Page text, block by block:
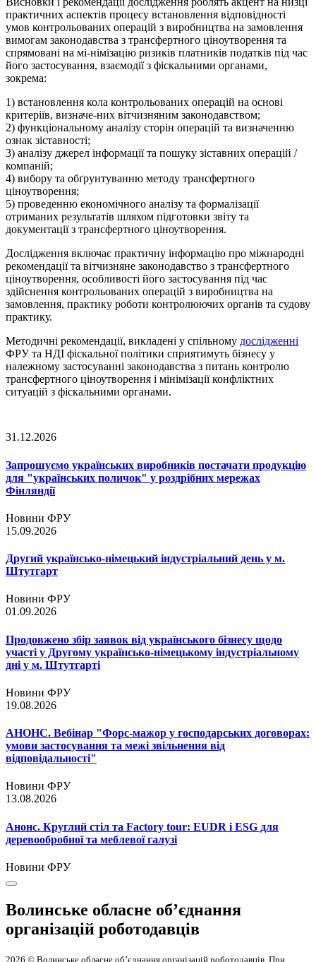
практичних аспектів процесу встановлення відповідності
умов контрольованих операцій з виробництва на замовлення
вимогам законодавства з трансфертного ціноутворення та
спрямовані на мі-німізацію ризиків платників податків під час
його застосування, взаємодії з фіскальними органами,
зокрема:
1) встановлення кола контрольованих операцій на основі
критеріїв, визначе-них вітчизняним законодавством;
2) функціональному аналізу сторін операцій та визначенню
ознак зіставності;
3) аналізу джерел інформації та пошуку зіставних операцій /
компаній;
4) вибору та обґрунтуванню методу трансфертного
ціноутворення;
5) проведенню економічного аналізу та формалізації
отриманих результатів шляхом підготовки звіту та
документації з трансфертного ціноутворення.
Дослідження включає практичну інформацію про міжнародні
рекомендації та вітчизняне законодавство з трансфертного
ціноутворення, особливості його застосування під час
здійснення контрольованих операцій з виробництва на
замовлення, практику роботи контролюючих органів та судову
практику.
Методичні рекомендації, викладені у спільному дослідженні
ФРУ та НДІ фіскальної політики сприятимуть бізнесу у
належному застосуванні законодавства з питань контролю
трансфертного ціноутворення і мінімізації конфліктних
ситуацій з фіскальними органами.
31.12.2026
Запрошуємо українських виробників постачати продукцію
для "українських поличок" у роздрібних мережах
Фінляндії
Новини ФРУ
15.09.2026
Другий українсько-німецький індустріальний день у м.
Штутгарт
Новини ФРУ
01.09.2026
Продовжено збір заявок від українського бізнесу щодо
участі у Другому українсько-німецькому індустріальному
дні у м. Штутгарті
Новини ФРУ
19.08.2026
АНОНС. Вебінар "Форс-мажор у господарських договорах:
умови застосування та межі звільнення від
відповідальності"
Новини ФРУ
13.08.2026
Анонс. Круглий стіл та Factory tour: EUDR і ESG для
деревообробної та меблевої галузі
Новини ФРУ
Волинське обласне об’єднання
організацій роботодавців
2026 © Волинське обласне об’єднання організацій роботодавців. При